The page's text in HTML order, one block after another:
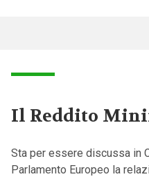
Il Reddito
Sta per essere discussa in
Parlamento Europeo la